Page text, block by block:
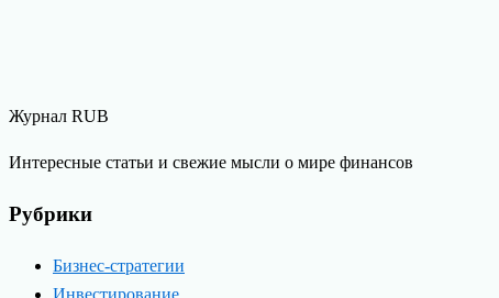
Журнал RUB
Интересные статьи и свежие мысли о мире финансов
Рубрики
Бизнес-стратегии
Инвестирование